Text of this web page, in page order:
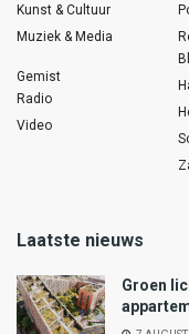
Kunst & Cultuur
Muziek & Media
Gemist
Radio
Video
Laatste nieuws
Groen